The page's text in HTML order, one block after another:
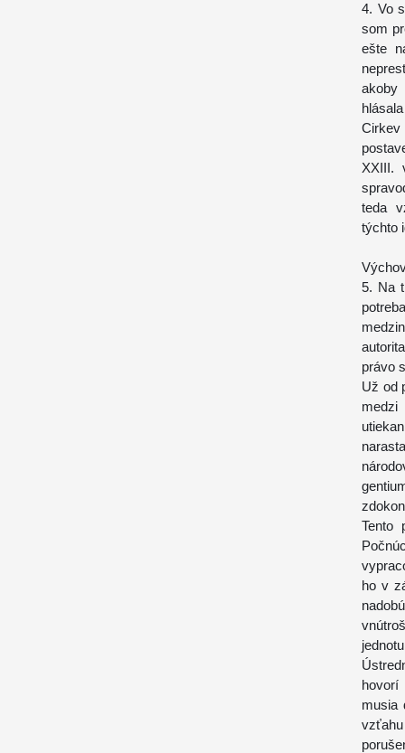
4. Vo
som
ešte
akoby
Cirkev
XXIII.
teda
týchto
5. Na
právo
Už od
medzi
Tento
ho v
hovorí
musia